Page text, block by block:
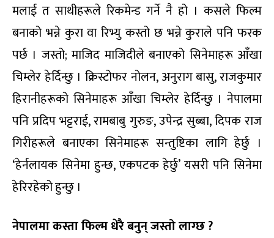
मलाई त साथीहरूले रिकमेन्ड गर्ने नै हो । कसले फिल्म
बनाको भन्ने कुरा वा रिभ्यु कस्तो छ भन्ने कुराले पनि फरक
पर्छ । जस्तो; माजिद माजिदीले बनाएको सिनेमाहरू आँखा
चिम्लेर हेर्दिन्छु । क्रिस्टोफर नोलन, अनुराग बासु, राजकुमार
हिरानीहरूको सिनेमाहरू आँखा चिम्लेर हेर्दिन्छु । नेपालमा
पनि प्रदिप भट्टराई, रामबाबु गुरुङ, उपेन्द्र सुब्बा, दिपक राज
गिरीहरूले बनाएका सिनेमाहरू सन्तुष्टिका लागि हेर्छु ।
‘हेर्नलायक सिनेमा हुन्छ, एकपटक हेर्छु’ यसरी पनि सिनेमा
हेरिरहेको हुन्छु ।
नेपालमा कस्ता फिल्म धेरै बनुन् जस्तो लाग्छ ?